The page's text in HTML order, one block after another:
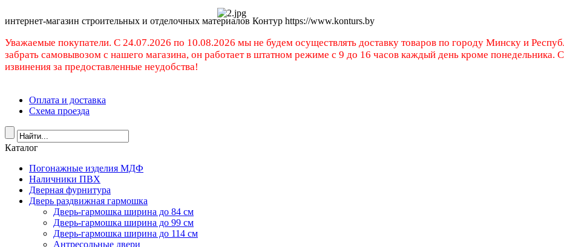
интернет-магазин строительных и отделочных материалов Контур https://www.konturs.by
Уважаемые покупатели. C 24.07.2026 по 10.08.2026 мы не будем осуществлять доставку товаров по городу Минску и
забрать самовывозом с нашего магазина, он работает в штатном режиме с 9 до 16 часов каждый день кроме
извинения за предоставленные неудобства!
Оплата и доставка
Схема проезда
Каталог
Погонажные изделия МДФ
Наличники ПВХ
Дверная фурнитура
Дверь раздвижная гармошка
Дверь-гармошка ширина до 84 см
Дверь-гармошка ширина до 99 см
Дверь-гармошка ширина до 114 см
Антресольные двери